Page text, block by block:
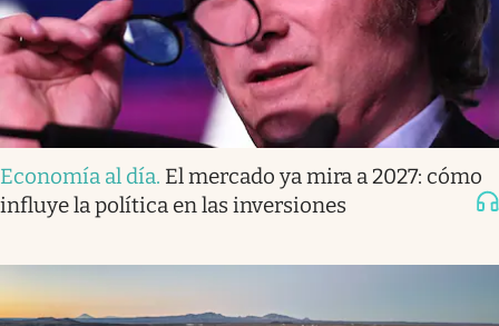
Economía al día. El mercado ya mira a 2027: cómo
influye la política en las inversiones